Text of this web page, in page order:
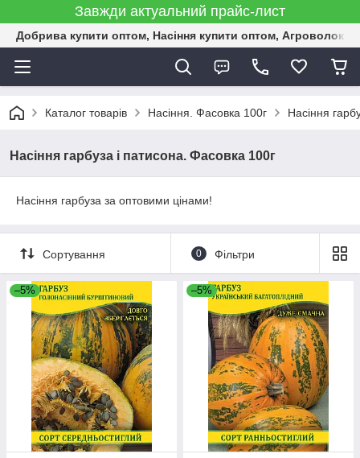
Завжди актуальний прайс-лист
Добрива купити оптом, Насіння купити оптом,
Каталог товарів Насіння. Фасовка 100г Насіння
Насіння гарбуза і патисона. Фасовка 100г
Насіння гарбуза за оптовими цінами!
Сортування 0 Фільтри
–5% –5%